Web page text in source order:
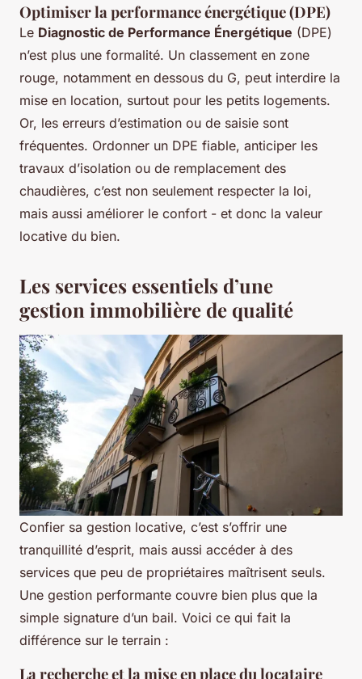
Optimiser la performance énergétique (DPE)
Le Diagnostic de Performance Énergétique (DPE)
n’est plus une formalité. Un classement en zone
rouge, notamment en dessous du G, peut interdire la
mise en location, surtout pour les petits logements.
Or, les erreurs d’estimation ou de saisie sont
fréquentes. Ordonner un DPE fiable, anticiper les
travaux d’isolation ou de remplacement des
chaudières, c’est non seulement respecter la loi,
mais aussi améliorer le confort - et donc la valeur
locative du bien.
Les services essentiels d’une
gestion immobilière de qualité
Confier sa gestion locative, c’est s’offrir une
tranquillité d’esprit, mais aussi accéder à des
services que peu de propriétaires maîtrisent seuls.
Une gestion performante couvre bien plus que la
simple signature d’un bail. Voici ce qui fait la
différence sur le terrain :
La recherche et la mise en place du locataire